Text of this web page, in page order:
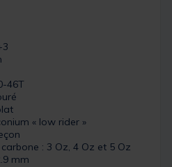
46T
« low rider »
: 3 Oz, 4 Oz et 5 Oz
mm